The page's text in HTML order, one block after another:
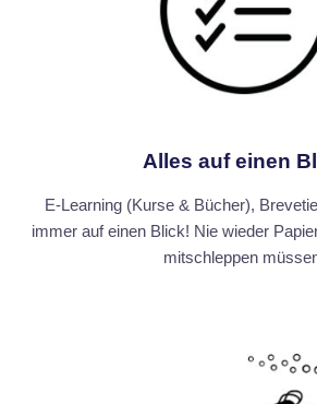
Alles auf einen
E-Learning (Kurse & Bücher),
immer auf einen Blick! Nie wieder
mitschleppen